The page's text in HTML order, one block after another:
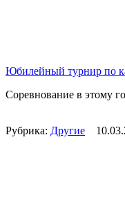
Юбилейный турнир по
Соревнование в этому
Рубрика: Другие